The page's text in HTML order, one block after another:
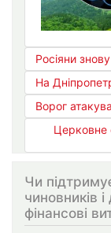
Росіяни
На
Ворог
Церковне
Чи
чиновників
фінансові